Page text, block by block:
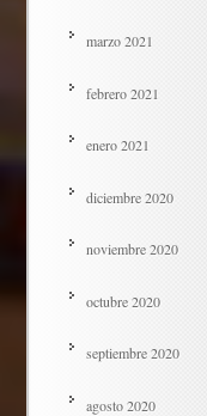
marzo 2021
febrero 2021
enero 2021
diciembre 2020
noviembre 2020
octubre 2020
septiembre 2020
agosto 2020